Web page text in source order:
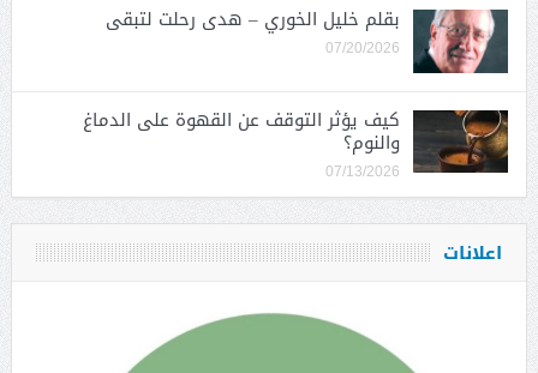
بقلم خليل الخوري – هدى رحلت لتبقى
07/20/2026
كيف يؤثر التوقف عن القهوة على الدماغ
والنوم؟
07/13/2026
اعلانات